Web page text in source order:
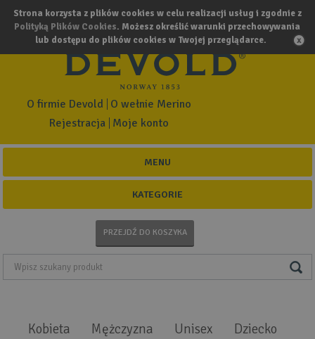
Strona korzysta z plików cookies w celu realizacji usług i zgodnie z
Polityką Plików Cookies. Możesz określić warunki przechowywania
lub dostępu do plików cookies w Twojej przeglądarce.
Rejestracja Moje konto
O firmie Devold O wełnie Merino
MENU
KATEGORIE
PRZEJDŹ DO KOSZYKA
Kobieta Mężczyzna Unisex
Dziecko